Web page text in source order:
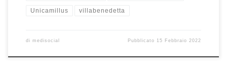
Unicamillus villabenedetta
di medisocial Pubblicato 15 Febbraio 2022